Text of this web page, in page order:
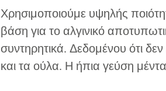
Χρησιμοποιούμε υψηλής
βάση για το αλγινικό
συντηρητικά. Δεδομένου ότι
και τα ούλα. Η ήπια γεύση